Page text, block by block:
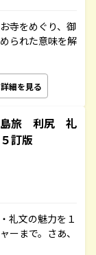
寺をめぐり、御
られた意味を解
詳細を見る
旅 利尻 礼
訂版
礼文の魅力を１
ーまで。さあ、